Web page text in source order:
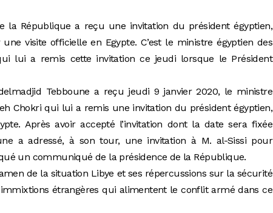
la République a reçu une invitation du président égyptien,
visite officielle en Egypte. C’est le ministre égyptien des
lui a remis cette invitation ce jeudi lorsque le Président
Tebboune a reçu jeudi 9 janvier 2020, le ministre
Chokri qui lui a remis une invitation du président égyptien,
Après avoir accepté l’invitation dont la date sera fixée
a adressé, à son tour, une invitation à M. al-Sissi pour
un communiqué de la présidence de la République.
de la situation Libye et ses répercussions sur la sécurité
étrangères qui alimentent le conflit armé dans ce